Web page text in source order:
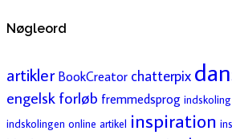
Nøgleord
artikler BookCreator chatterpix
engelsk forløb fremmedsprog indskoling
indskolingen online artikel inspiration